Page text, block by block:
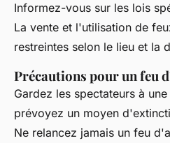
Informez-vous sur les lois
La vente et l'utilisation de
restreintes selon le lieu et la
Précautions pour un feu
Gardez les spectateurs à
prévoyez un moyen
Ne relancez jamais un feu